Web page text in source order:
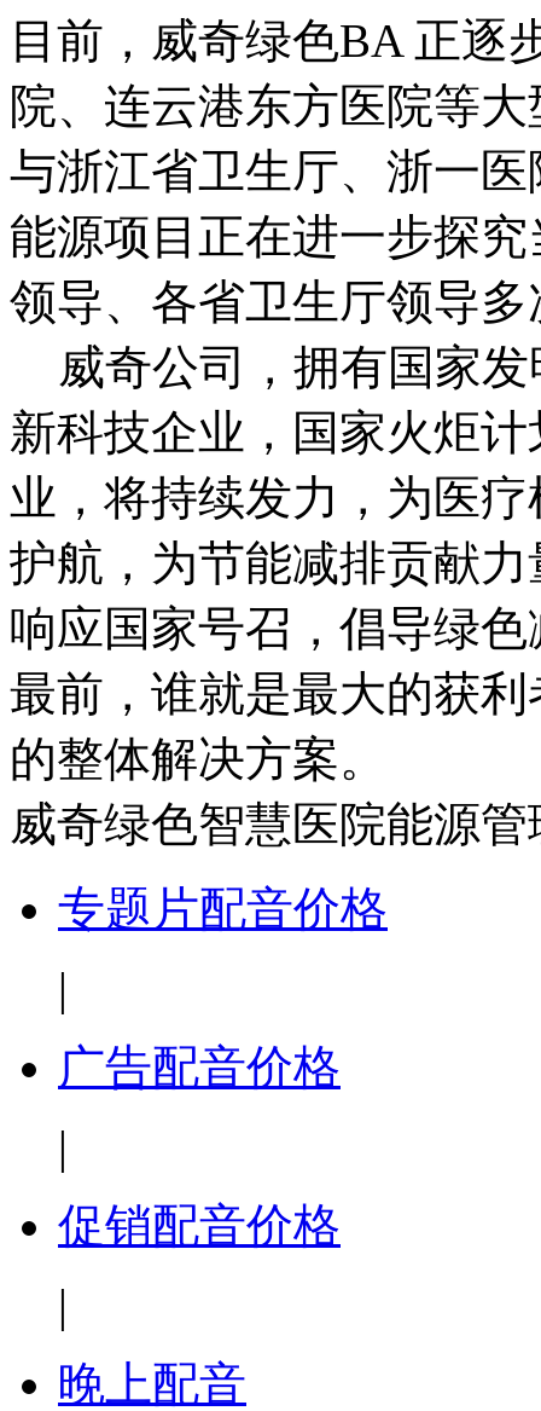
目前，威奇绿色BA 正逐
院、连云港东方医院等
与浙江省卫生厅、浙一
能源项目正在进一步探
领导、各省卫生厅领导
威奇公司，拥有国家发
新科技企业，国家火炬
业，将持续发力，为医
护航，为节能减排贡献力
响应国家号召，倡导绿
最前，谁就是最大的获
的整体解决方案。
威奇绿色智慧医院能源
专题片配音价格
|
广告配音价格
|
促销配音价格
|
晚上配音